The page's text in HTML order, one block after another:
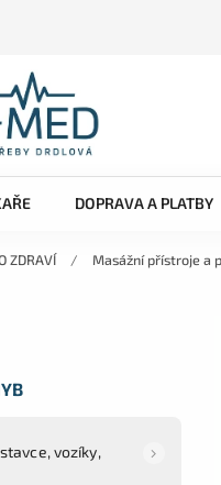
DOPRAVA A PLATBY
ZDRAVÍ / Masážní přístroje a
vozíky,